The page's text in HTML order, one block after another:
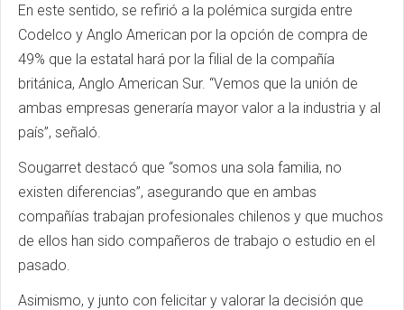
En este sentido, se refirió a la polémica surgida entre
Codelco y Anglo American por la opción de compra de
49% que la estatal hará por la filial de la compañía
británica, Anglo American Sur. “Vemos que la unión de
ambas empresas generaría mayor valor a la industria y al
país”, señaló.
Sougarret destacó que “somos una sola familia, no
existen diferencias”, asegurando que en ambas
compañías trabajan profesionales chilenos y que muchos
de ellos han sido compañeros de trabajo o estudio en el
pasado.
Asimismo, y junto con felicitar y valorar la decisión que